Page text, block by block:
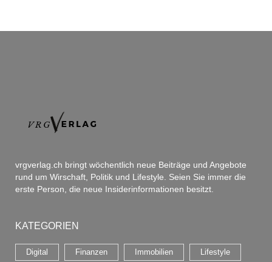
vrgverlag.ch bringt wöchentlich neue Beiträge und Angebote
rund um Wirschaft, Politik und Lifestyle. Seien Sie immer die
erste Person, die neue Insiderinformationen besitzt.
KATEGORIEN
Digital Finanzen Immobilien Lifestyle